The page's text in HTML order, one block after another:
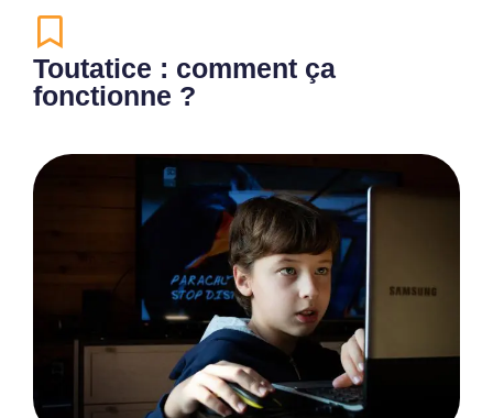
Toutatice : comment ça
fonctionne ?